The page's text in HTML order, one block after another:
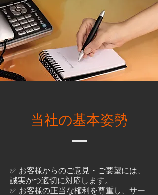
当社の基本姿勢
✅ お客様からのご意見・ご要望には、
誠実かつ適切に対応します。
✅ お客様の正当な権利を尊重し、サー